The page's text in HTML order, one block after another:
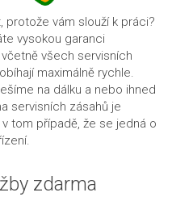
protože vám slouží k práci?
vysokou garanci
všech servisních
maximálně rychle.
na dálku a nebo ihned
servisních zásahů je
tom případě, že se jedná o
zdarma